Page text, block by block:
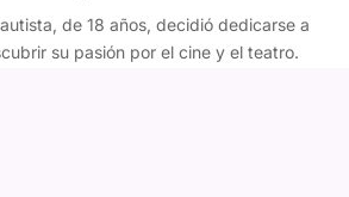
de 18 años, decidió dedicarse a
su pasión por el cine y el teatro.